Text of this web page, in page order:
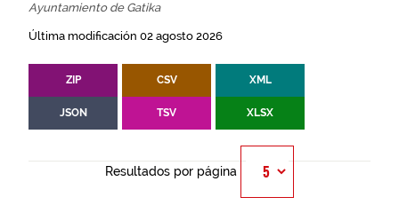
Ayuntamiento de Gatika
Última modificación 02 agosto 2026
ZIP CSV XML
JSON TSV XLSX
Resultados por página